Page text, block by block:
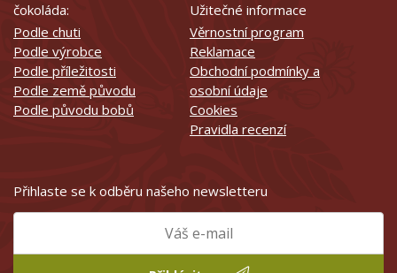
čokoláda:
Podle chuti
Podle výrobce
Podle příležitosti
Podle země původu
Podle původu bobů
Užitečné informace
Věrnostní program
Reklamace
Obchodní podmínky a
osobní údaje
Cookies
Pravidla recenzí
Přihlaste se k odběru našeho newsletteru